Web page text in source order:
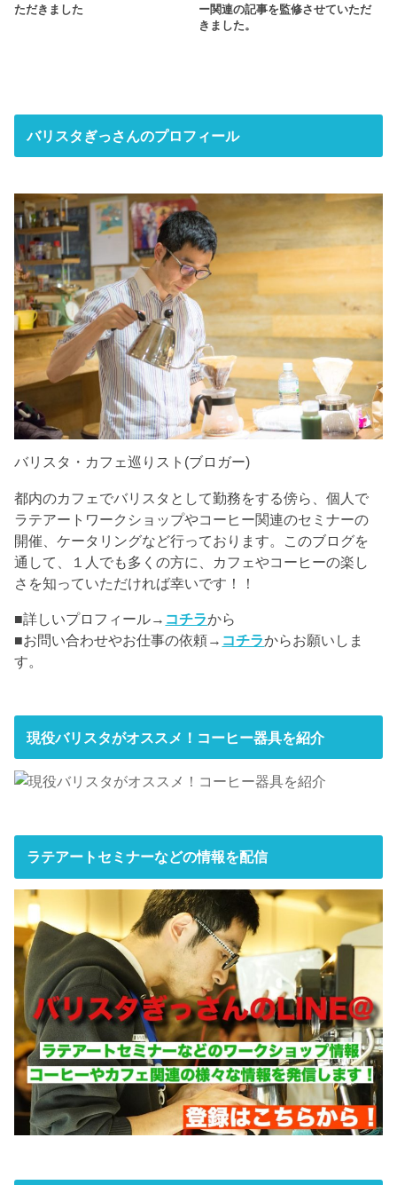
ただきました
ー関連の記事を監修させていただ
きました。
バリスタぎっさんのプロフィール
バリスタ・カフェ巡りスト(ブロガー)
都内のカフェでバリスタとして勤務をする傍ら、個人で
ラテアートワークショップやコーヒー関連のセミナーの
開催、ケータリングなど行っております。このブログを
通して、１人でも多くの方に、カフェやコーヒーの楽し
さを知っていただければ幸いです！！
■詳しいプロフィール→ コチラから
■お問い合わせやお仕事の依頼→ コチラからお願いしま
す。
現役バリスタがオススメ！コーヒー器具を紹介
ラテアートセミナーなどの情報を配信